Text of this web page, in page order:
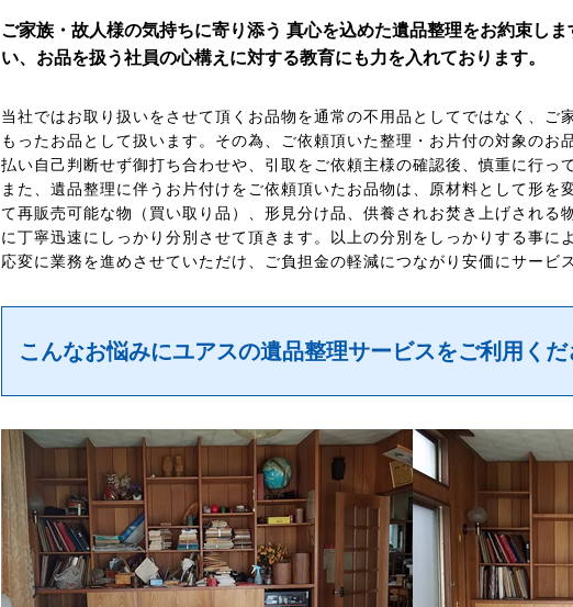
ご家族・故人様の気持ちに寄り添う 真心を込めた遺品整理をお約束し
い、お品を扱う社員の心構えに対する教育にも力を入れております。
当社ではお取り扱いをさせて頂くお品物を通常の不用品としてではなく、ご
もったお品として扱います。その為、ご依頼頂いた整理・お片付の対象のお
払い自己判断せず御打ち合わせや、引取をご依頼主様の確認後、慎重に行っ
また、遺品整理に伴うお片付けをご依頼頂いたお品物は、原材料として形を
て再販売可能な物（買い取り品）、形見分け品、供養されお焚き上げされる
に丁寧迅速にしっかり分別させて頂きます。以上の分別をしっかりする事に
応変に業務を進めさせていただけ、ご負担金の軽減につながり安価にサービ
こんなお悩みにユアスの遺品整理サービスをご利用くだ